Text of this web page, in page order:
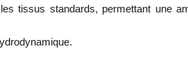
tissus standards, permettant une